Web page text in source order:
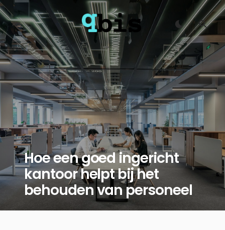
Hoe een goed ingericht
kantoor helpt bij het
behouden van personeel